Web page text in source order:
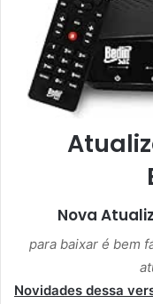
Nova
para baixar é bem
Novidades dessa